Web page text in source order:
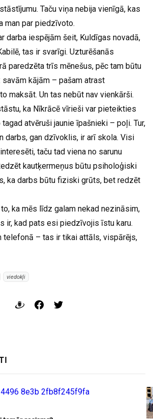
Taču viņa nebija vienīgā, kas
man par piedzīvoto.
darba iespējām šeit, Kuldīgas novadā,
tas ir svarīgi. Uzturēšanās
paredzēta trīs mēnešus, pēc tam būtu
kājām – pašam atrast
maksāt. Un tas nebūt nav vienkārši.
ka Nīkrācē vīrieši var pieteikties
atvēruši jaunie īpašnieki – poļi. Tur,
darbs, gan dzīvoklis, ir arī skola. Visi
taču tad viena no sarunu
kautķermeņus būtu psiholoģiski
ka darbs būtu fiziski grūts, bet redzēt
ka mēs līdz galam nekad nezināsim,
ir, kad pats esi piedzīvojis īstu karu.
telefonā – tas ir tikai attāls, vispārējs,
viedokļi